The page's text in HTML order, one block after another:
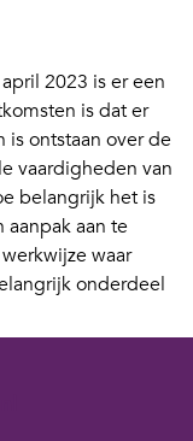
2023 is er een
is dat er
is ontstaan over de
vaardigheden van
belangrijk het is
aan te
waar
onderdeel